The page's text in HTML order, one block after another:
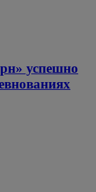
успешно